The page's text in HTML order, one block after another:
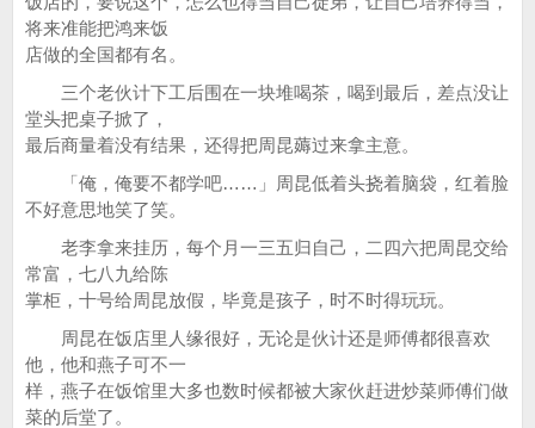
将来准能把鸿来饭
店做的全国都有名。
三个老伙计下工后围在一块堆喝茶，喝到最后，差点没让
堂头把桌子掀了，
最后商量着没有结果，还得把周昆薅过来拿主意。
「俺，俺要不都学吧……」周昆低着头挠着脑袋，红着脸
不好意思地笑了笑。
老李拿来挂历，每个月一三五归自己，二四六把周昆交给
常富，七八九给陈
掌柜，十号给周昆放假，毕竟是孩子，时不时得玩玩。
周昆在饭店里人缘很好，无论是伙计还是师傅都很喜欢
他，他和燕子可不一
样，燕子在饭馆里大多也数时候都被大家伙赶进炒菜师傅们做
菜的后堂了。